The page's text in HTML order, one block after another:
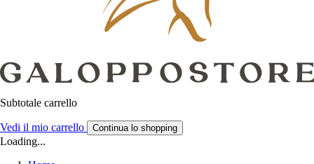
Subtotale carrello
Vedi il mio carrello Continua lo shopping
Loading...